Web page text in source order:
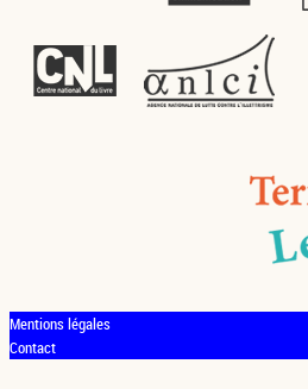
Mentions légales
Contact